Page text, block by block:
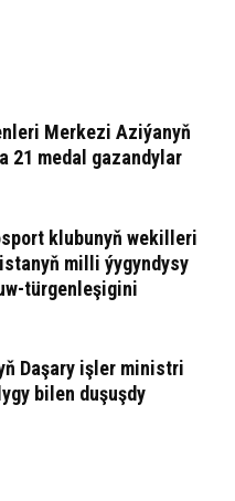
Merkezi Aziýanyň
21 medal gazandylar
klu­bu­nyň we­kil­le­ri
milli ýy­gyn­dy­sy
tür­gen­le­şigini
Daşary işler ministri
bilen duşuşdy